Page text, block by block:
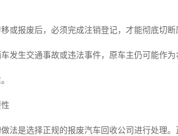
或报废后，必须完成注销登记，才能彻底切
发生交通事故或违法事件，原车主仍可能作
法是选择正规的报废汽车回收公司进行处理